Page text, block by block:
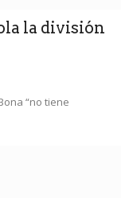
la división
“no tiene